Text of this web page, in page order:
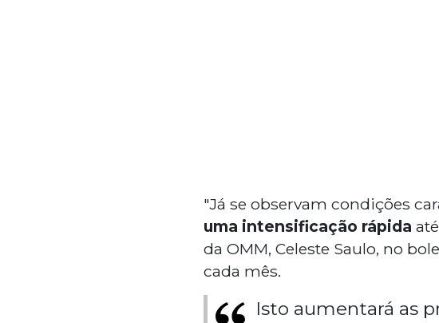
"Já se observam condições
uma intensificação rápida
da OMM, Celeste Saulo, no
cada mês.
Isto aumentará as